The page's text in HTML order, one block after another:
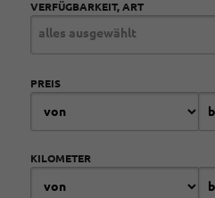
VERFÜGBARKEIT, ART
alles ausgewählt
PREIS
KILOMETER